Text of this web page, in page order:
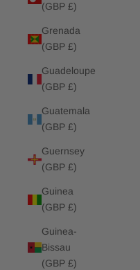
(GBP £)
Grenada
(GBP £)
Guadeloupe
(GBP £)
Guatemala
(GBP £)
Guernsey
(GBP £)
Guinea
(GBP £)
Guinea-
Bissau
(GBP £)